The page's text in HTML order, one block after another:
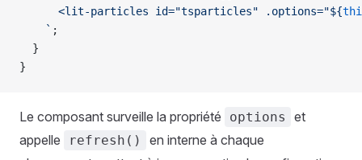
      <lit-particles id="tsparticles" .options="${
    `
;
  }
}
Le composant surveille la propriété options
et
appelle
refresh()
en interne à chaque